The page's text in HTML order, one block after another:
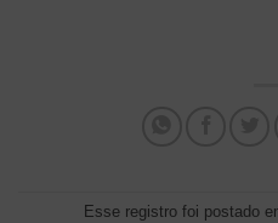
Esse registro foi postado